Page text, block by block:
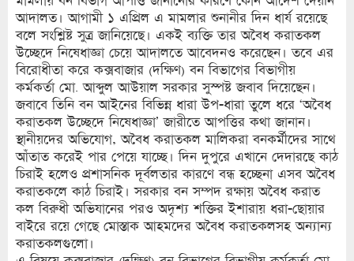
আদালত। আগামী ১ এপ্রিল এ মামলার শুনানীর দিন ধার্য রয়েছে
বলে সংশ্লিষ্ট সুত্র জানিয়েছে। একই ব্যক্তি তার অবৈধ করাতকল
উচ্ছেদে নিষেধাজ্ঞা চেয়ে আদালতে আবেদনও করেছেন। তবে এর
বিরোধীতা করে কক্সবাজার (দক্ষিণ) বন বিভাগের বিভাগীয়
কর্মকর্তা মো. আব্দুল আউয়াল সরকার সুস্পষ্ট জবাব দিয়েছেন।
জবাবে তিনি বন আইনের বিভিন্ন ধারা উপ-ধারা তুলে ধরে ‘অবৈধ
করাতকল উচ্ছেদে নিষেধাজ্ঞা’ জারীতে আপত্তির কথা জানান।
স্থানীয়দের অভিযোগ, অবৈধ করাতকল মালিকরা বনকর্মীদের সাথে
আঁতাত করেই পার পেয়ে যাচ্ছে। দিন দুপুরে এখানে দেদারছে কাঠ
চিরাই হলেও প্রশাসনিক দূর্বলতার কারণে বন্ধ হচ্ছেনা এসব অবৈধ
করাতকলে কাঠ চিরাই। সরকার বন সম্পদ রক্ষায় অবৈধ করাত
কল বিরুধী অভিযানের পরও অদৃশ্য শক্তির ইশারায় ধরা-ছোয়ার
বাইরে রয়ে গেছে মোস্তাক আহমদের অবৈধ করাতকলসহ অন্যান্য
করাতকলগুলো।